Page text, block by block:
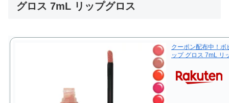
グロス 7mL リップグロス
クーポン配布中！ボ
ップ グロス 7mL リ